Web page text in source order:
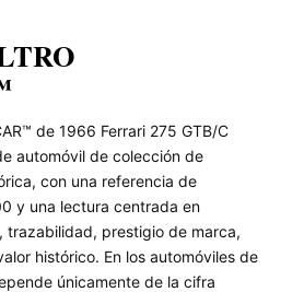
de 1966 Ferrari 275 GTB/C
automóvil de colección de
con una referencia de
y una lectura centrada en
trazabilidad, prestigio de marca,
histórico. En los automóviles de
únicamente de la cifra